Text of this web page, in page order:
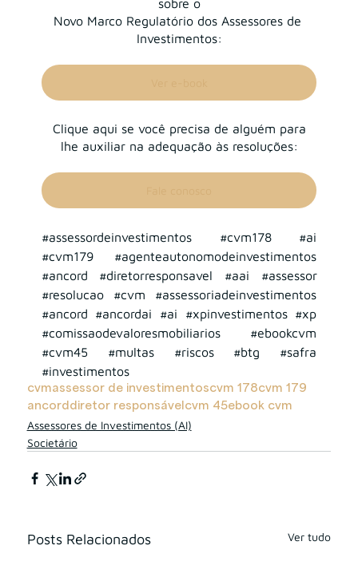
sobre o
Novo Marco Regulatório dos Assessores de
Investimentos:
Clique aqui se você precisa de alguém para
lhe auxiliar na adequação às resoluções:
#assessordeinvestimentos #cvm178
#ai
#cvm179
#agenteautonomodeinvestimentos
#ancord
#diretorresponsavel #aai
#assessor
#resolucao
#cvm
#assessoriadeinvestimentos
#ancord
#ancordai #ai #xpinvestimentos #xp
#comissaodevaloresmobiliarios
#ebookcvm
#cvm45
#multas #riscos #btg
#safra
#investimentos
cvmassessor de investimentoscvm 178cvm 179
ancorddiretor responsável cvm 45ebook cvm
Assessores de Investimentos (AI)
Societário
Posts Relacionados Ver tudo